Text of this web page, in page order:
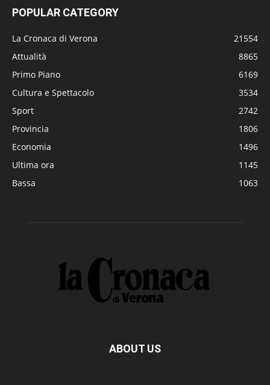
POPULAR CATEGORY
La Cronaca di Verona
21554
Attualità
8865
Primo Piano
6169
Cultura e Spettacolo
3534
Sport
2742
Provincia
1806
Economia
1496
Ultima ora
1145
Bassa
1063
ABOUT US